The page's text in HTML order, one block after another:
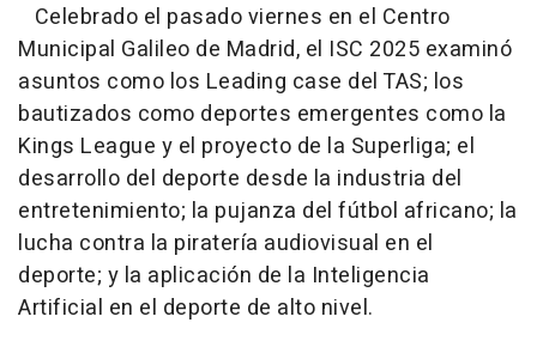
Celebrado el pasado viernes en el Centro
Municipal Galileo de Madrid, el ISC 2025 examinó
asuntos como los Leading case del TAS; los
bautizados como deportes emergentes como la
Kings League y el proyecto de la Superliga; el
desarrollo del deporte desde la industria del
entretenimiento; la pujanza del fútbol africano; la
lucha contra la piratería audiovisual en el
deporte; y la aplicación de la Inteligencia
Artificial en el deporte de alto nivel.